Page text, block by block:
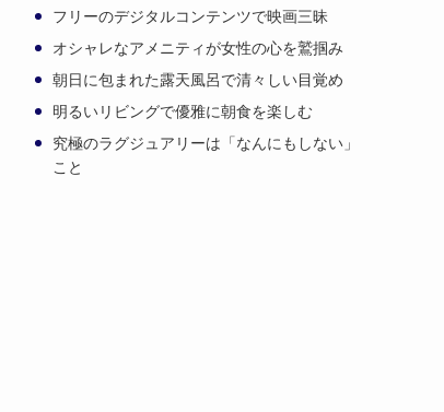
フリーのデジタルコンテンツで映画三昧
オシャレなアメニティが女性の心を鷲掴み
朝日に包まれた露天風呂で清々しい目覚め
明るいリビングで優雅に朝食を楽しむ
究極のラグジュアリーは「なんにもしない」
こと